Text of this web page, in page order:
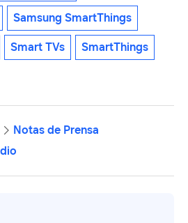
Samsung SmartThings
Smart TVs SmartThings
Notas de Prensa